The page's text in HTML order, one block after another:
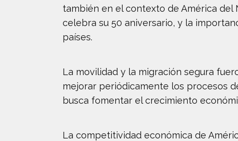
también en el contexto de América del
celebra su 50 aniversario, y la
países.
La movilidad y la migración segura
mejorar periódicamente los procesos
busca fomentar el crecimiento
La competitividad económica de